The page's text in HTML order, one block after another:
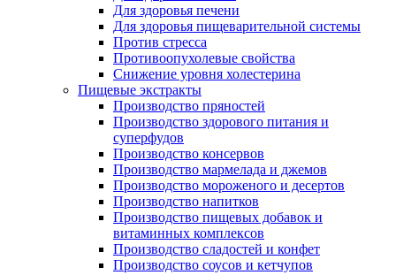
Для здоровья печени
Для здоровья пищеварительной системы
Против стресса
Противоопухолевые свойства
Снижение уровня холестерина
Пищевые экстракты
Производство пряностей
Производство здорового питания и
суперфудов
Производство консервов
Производство мармелада и джемов
Производство мороженого и десертов
Производство напитков
Производство пищевых добавок и
витаминных комплексов
Производство сладостей и конфет
Производство соусов и кетчупов